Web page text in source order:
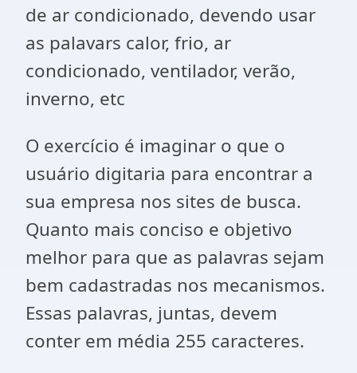
de ar condicionado, devendo usar
as palavars calor, frio, ar
condicionado, ventilador, verão,
inverno, etc
O exercício é imaginar o que o
usuário digitaria para encontrar a
sua empresa nos sites de busca.
Quanto mais conciso e objetivo
melhor para que as palavras sejam
bem cadastradas nos mecanismos.
Essas palavras, juntas, devem
conter em média 255 caracteres.